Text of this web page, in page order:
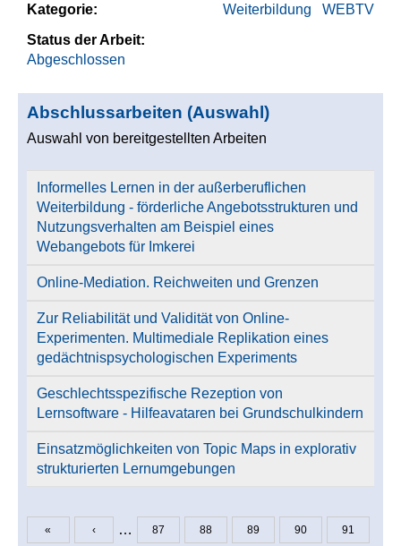
Kategorie:
WEBTV
Weiterbildung
Status der Arbeit:
Abgeschlossen
Abschlussarbeiten (Auswahl)
Auswahl von bereitgestellten Arbeiten
Informelles Lernen in der außerberuflichen
Weiterbildung - förderliche Angebotsstrukturen und
Nutzungsverhalten am Beispiel eines
Webangebots für Imkerei
Online-Mediation. Reichweiten und Grenzen
Zur Reliabilität und Validität von Online-
Experimenten. Multimediale Replikation eines
gedächtnispsychologischen Experiments
Geschlechtsspezifische Rezeption von
Lernsoftware - Hilfeavataren bei Grundschulkindern
Einsatzmöglichkeiten von Topic Maps in explorativ
strukturierten Lernumgebungen
« ‹ … 87 88 89 90 91